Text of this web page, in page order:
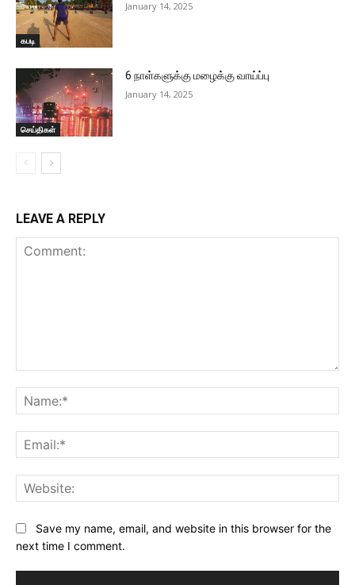
கபடி
January 14, 2025
செய்திகள்
6 நாள்களுக்கு மழைக்கு வாய்ப்பு
January 14, 2025
LEAVE A REPLY
Save my name, email, and website in this browser for the
next time I comment.